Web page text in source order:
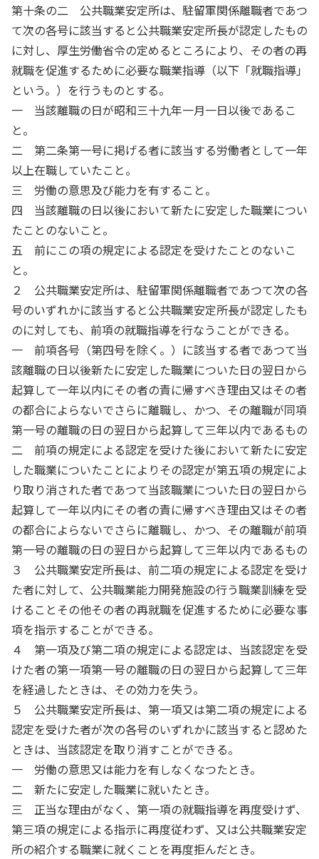
第十条の二 公共職業安定所は、駐留軍関係離職者であつ
て次の各号に該当すると公共職業安定所長が認定したもの
に対し、厚生労働省令の定めるところにより、その者の再
就職を促進するために必要な職業指導（以下「就職指導」
という。）を行うものとする。
一 当該離職の日が昭和三十九年一月一日以後であるこ
と。
二 第二条第一号に掲げる者に該当する労働者として一年
以上在職していたこと。
三 労働の意思及び能力を有すること。
四 当該離職の日以後において新たに安定した職業につい
たことのないこと。
五 前にこの項の規定による認定を受けたことのないこ
と。
２ 公共職業安定所は、駐留軍関係離職者であつて次の各
号のいずれかに該当すると公共職業安定所長が認定したも
のに対しても、前項の就職指導を行なうことができる。
一 前項各号（第四号を除く。）に該当する者であつて当
該離職の日以後新たに安定した職業についた日の翌日から
起算して一年以内にその者の責に帰すべき理由又はその者
の都合によらないでさらに離職し、かつ、その離職が同項
第一号の離職の日の翌日から起算して三年以内であるもの
二 前項の規定による認定を受けた後において新たに安定
した職業についたことによりその認定が第五項の規定によ
り取り消された者であつて当該職業についた日の翌日から
起算して一年以内にその者の責に帰すべき理由又はその者
の都合によらないでさらに離職し、かつ、その離職が前項
第一号の離職の日の翌日から起算して三年以内であるもの
３ 公共職業安定所長は、前二項の規定による認定を受け
た者に対して、公共職業能力開発施設の行う職業訓練を受
けることその他その者の再就職を促進するために必要な事
項を指示することができる。
４ 第一項及び第二項の規定による認定は、当該認定を受
けた者の第一項第一号の離職の日の翌日から起算して三年
を経過したときは、その効力を失う。
５ 公共職業安定所長は、第一項又は第二項の規定による
認定を受けた者が次の各号のいずれかに該当すると認めた
ときは、当該認定を取り消すことができる。
一 労働の意思又は能力を有しなくなつたとき。
二 新たに安定した職業に就いたとき。
三 正当な理由がなく、第一項の就職指導を再度受けず、
第三項の規定による指示に再度従わず、又は公共職業安定
所の紹介する職業に就くことを再度拒んだとき。